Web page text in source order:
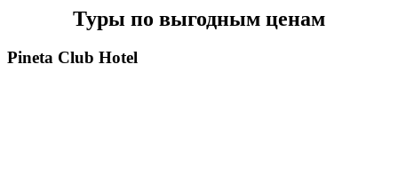
Туры по выгодным ценам
Pineta Club Hotel